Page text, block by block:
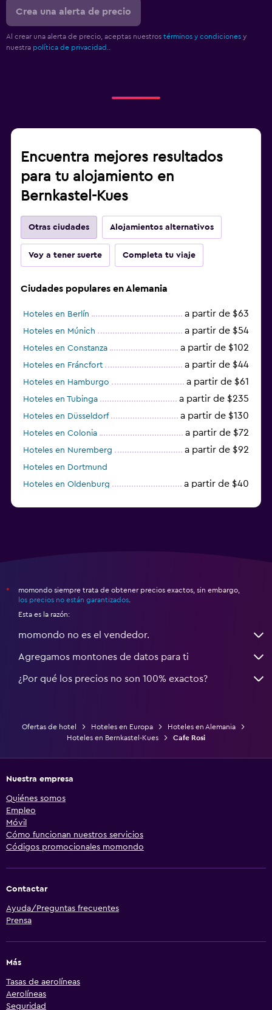
Crea una alerta de precio
Al crear una alerta de precio, aceptas nuestros términos y condiciones y
nuestra política de privacidad.
Encuentra mejores resultados
para tu alojamiento en
Bernkastel-Kues
Otras ciudades Alojamientos alternativos
Voy a tener suerte Completa tu viaje
Ciudades populares en Alemania
Hoteles en Berlín a partir de $63
Hoteles en Múnich a partir de $54
Hoteles en Constanza a partir de $102
Hoteles en Fráncfort a partir de $44
Hoteles en Hamburgo a partir de $61
Hoteles en Tubinga a partir de $235
Hoteles en Düsseldorf a partir de $130
Hoteles en Colonia a partir de $72
Hoteles en Nuremberg a partir de $92
Hoteles en Dortmund
Hoteles en Oldenburg
a partir de $40
*
momondo siempre trata de obtener precios exactos, sin embargo,
los precios no están garantizados
Esta es la razón:
momondo no es el vendedor.
Agregamos montones de datos para ti
¿Por qué los precios no son 100% exactos?
Ofertas de hotel Hoteles en Europa
Hoteles en Alemania
Hoteles en Bernkastel-Kues
Cafe Rosi
Nuestra empresa
Quiénes somos
Empleo
Móvil
Cómo funcionan nuestros servicios
Códigos promocionales momondo
Contactar
Ayuda/Preguntas frecuentes
Prensa
Más
Tasas de aerolíneas
Aerolíneas
Seguridad